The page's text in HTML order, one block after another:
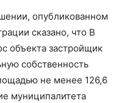
опубликованном
сказано, что В
объекта застройщик
собственность
не менее 126,6
муниципалитета